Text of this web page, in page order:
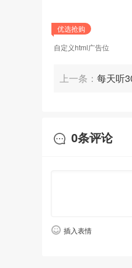
优选抢购
自定义html广告位
上一条： 每天听
0条评论
插入表情